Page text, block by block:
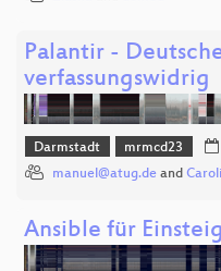
Palantir -
verfassungswidrig
Darmstadt mrmcd23
manuel@atug.de and
Ansible für